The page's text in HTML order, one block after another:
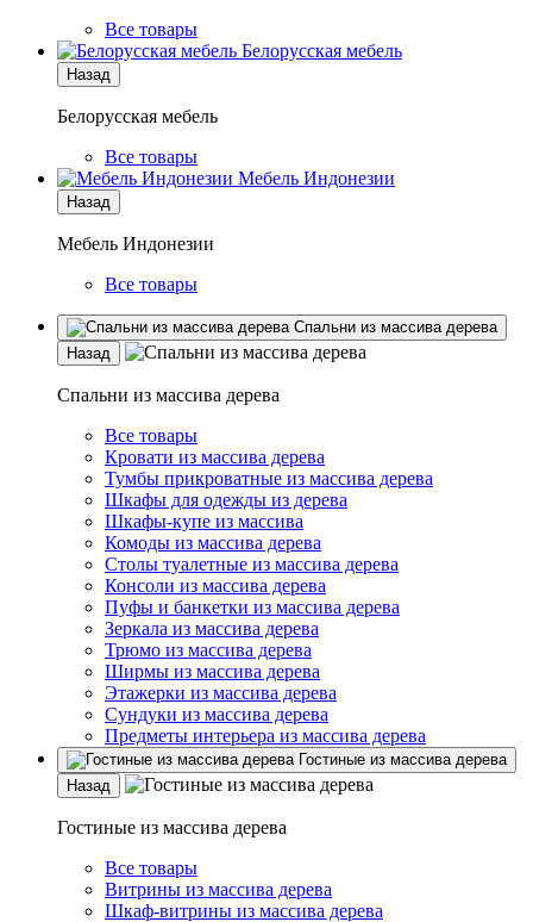
Все товары
Белорусская мебель
Назад
Белорусская мебель
Все товары
Мебель Индонезии
Назад
Мебель Индонезии
Все товары
Спальни из массива дерева
Назад
Спальни из массива дерева
Все товары
Кровати из массива дерева
Тумбы прикроватные из массива дерева
Шкафы для одежды из дерева
Шкафы-купе из массива
Комоды из массива дерева
Столы туалетные из массива дерева
Консоли из массива дерева
Пуфы и банкетки из массива дерева
Зеркала из массива дерева
Трюмо из массива дерева
Ширмы из массива дерева
Этажерки из массива дерева
Сундуки из массива дерева
Предметы интерьера из массива дерева
Гостиные из массива дерева
Назад
Гостиные из массива дерева
Все товары
Витрины из массива дерева
Шкаф-витрины из массива дерева